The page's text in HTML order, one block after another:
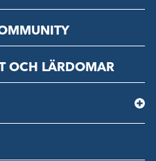
OCH LÄRDOMAR